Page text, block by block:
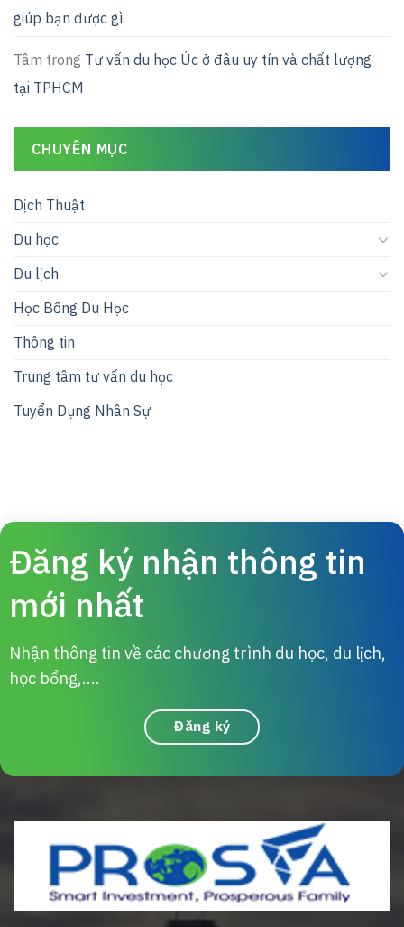
giúp bạn được gì
Tâm trong Tư vấn du học Úc ở đâu uy tín và chất lượng
tại TPHCM
CHUYÊN MỤC
Dịch Thuật
Du học
Du lịch
Học Bổng Du Học
Thông tin
Trung tâm tư vấn du học
Tuyển Dụng Nhân Sự
Đăng ký nhận thông tin
mới nhất
Nhận thông tin về các chương trình du học, du lịch,
học bổng,....
Đăng ký